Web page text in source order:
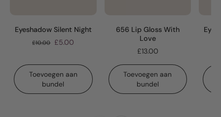
Eyeshadow Silent Night
£10.00 £5.00
Toevoegen aan
bundel
656 Lip Gloss With
Love
£13.00
Toevoegen aan
bundel